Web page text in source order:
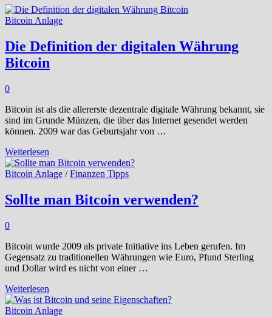
Bitcoin Anlage
Die Definition der digitalen Währung
Bitcoin
0
Bitcoin ist als die allererste dezentrale digitale Währung bekannt, sie
sind im Grunde Münzen, die über das Internet gesendet werden
können. 2009 war das Geburtsjahr von …
Die
Definition
der
Währung
Bitcoin
Weiterlesen
Bitcoin Anlage /Finanzen Tipps
Sollte man Bitcoin verwenden?
0
Bitcoin wurde 2009 als private Initiative ins Leben gerufen. Im
Gegensatz zu traditionellen Währungen wie Euro, Pfund Sterling
und Dollar wird es nicht von einer …
Sollte
man
Bitcoin
Weiterlesen
Bitcoin Anlage